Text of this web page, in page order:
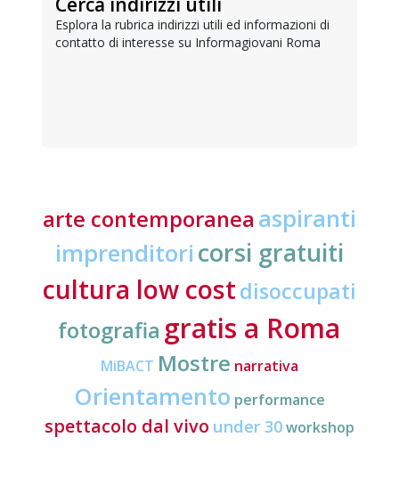
Esplora la rubrica indirizzi utili ed informazioni di
contatto di interesse su Informagiovani Roma
arte contemporanea aspiranti
imprenditori corsi gratuiti
cultura low costdisoccupati
fotografia gratis a Roma
MiBACT Mostre narrativa
Orientamento performance
spettacolo dal vivo under 30workshop